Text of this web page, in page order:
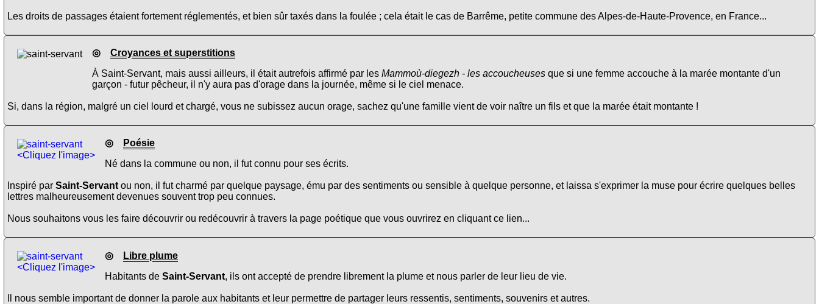
Les droits de passages étaient fortement réglementés, et bien sûr taxés dans la foulée ; cela était le cas de Barrême, petite commune des Alpes-de-Haute-Provence, en France...
◎ Croyances et superstitions
À Saint-Servant, mais aussi ailleurs, il était autrefois affirmé par les Mammoù-diegezh - les accoucheuses que si une femme accouche à la marée montante d'un
garçon - futur pêcheur, il n'y aura pas d'orage dans la journée, même si le ciel menace.
Si, dans la région, malgré un ciel lourd et chargé, vous ne subissez aucun orage, sachez qu'une famille vient de voir naître un fils et que la marée était montante !
<Cliquez l'image>
◎
Poésie
Né dans la commune ou non, il fut connu pour ses écrits.
Inspiré par Saint-Servant ou non, il fut charmé par quelque paysage, ému par des sentiments ou sensible à quelque personne, et laissa s'exprimer la muse pour écrire quelques belles
lettres malheureusement devenues souvent trop peu connues.
Nous souhaitons vous les faire découvrir ou redécouvrir à travers la page poétique que vous ouvrirez en cliquant ce lien...
<Cliquez l'image>
◎
Libre plume
Habitants de Saint-Servant, ils ont accepté de prendre librement la plume et nous parler de leur lieu de vie.
Il nous semble important de donner la parole aux habitants et leur permettre de partager leurs ressentis, sentiments, souvenirs et autres.